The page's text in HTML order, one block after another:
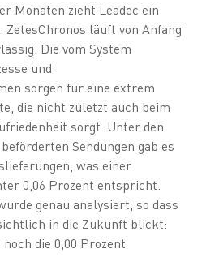
Monaten zieht Leadec ein
ZetesChronos läuft von Anfang
Die vom System
und
sorgen für eine extrem
die nicht zuletzt auch beim
sorgt. Unter den
Sendungen gab es
was einer
0,06 Prozent entspricht.
genau analysiert, so dass
in die Zukunft blickt:
noch die 0,00 Prozent